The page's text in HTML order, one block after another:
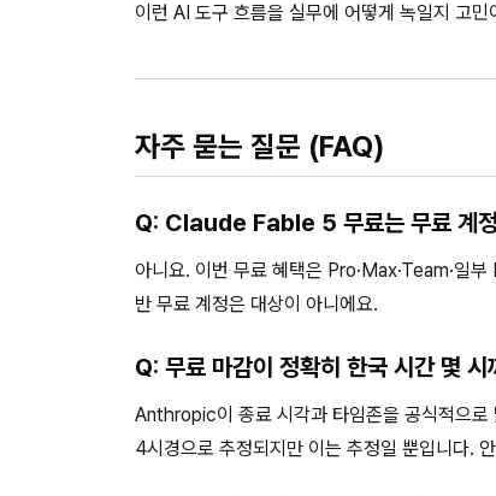
이런 AI 도구 흐름을 실무에 어떻게 녹일지 고
자주 묻는 질문 (FAQ)
Q: Claude Fable 5 무료는 무료 계
아니요. 이번 무료 혜택은 Pro·Max·Team·일
반 무료 계정은 대상이 아니에요.
Q: 무료 마감이 정확히 한국 시간 몇 시
Anthropic이 종료 시각과 타임존을 공식적으
4시경으로 추정되지만 이는 추정일 뿐입니다.